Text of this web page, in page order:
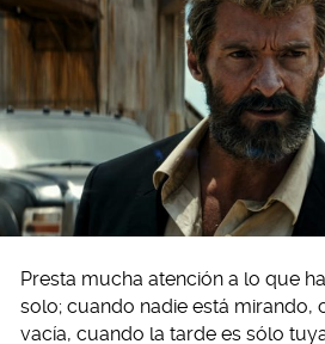
Presta mucha atención a lo que
solo; cuando nadie está mirando,
vacía, cuando la tarde es sólo